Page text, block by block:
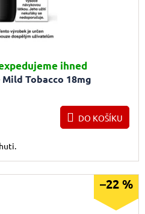
Mild Tobacco 18mg
ihned
DO KOŠÍKU
–22 %